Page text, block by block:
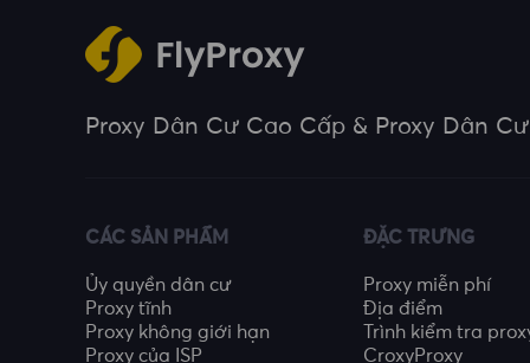
Proxy Dân Cư Cao Cấp & Proxy Dân
CÁC SẢN PHẨM
Ủy quyền dân cư
Proxy tĩnh
Proxy không giới hạn
Proxy của ISP
ĐẶC TRƯNG
Proxy miễn phí
Địa điểm
Trình kiểm tra
CroxyProxy